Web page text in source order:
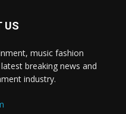
US
music fashion
breaking news and
industry.